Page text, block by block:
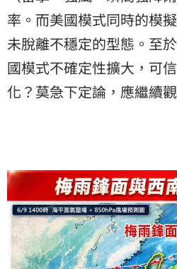
率。而美國模式同時的模
未脫離不穩定的型態。至
國模式不確定性擴大，可
化？莫急下定論，應繼續觀